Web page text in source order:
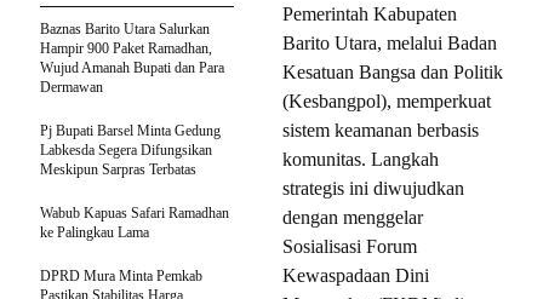
Pemerintah Kabupaten
Barito Utara, melalui Badan
Kesatuan Bangsa dan Politik
(Kesbangpol), memperkuat
sistem keamanan berbasis
komunitas. Langkah
strategis ini diwujudkan
dengan menggelar
Sosialisasi Forum
Kewaspadaan Dini
Baznas Barito Utara Salurkan
Hampir 900 Paket Ramadhan,
Wujud Amanah Bupati dan Para
Dermawan
Pj Bupati Barsel Minta Gedung
Labkesda Segera Difungsikan
Meskipun Sarpras Terbatas
Wabub Kapuas Safari Ramadhan
ke Palingkau Lama
DPRD Mura Minta Pemkab